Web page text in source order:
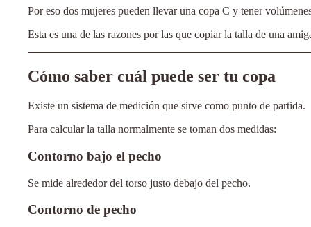
Por eso dos mujeres pueden llevar una copa C y tener
Esta es una de las razones por las que copiar la talla de una
Cómo saber cuál puede ser tu copa
Existe un sistema de medición que sirve como punto de partida.
Para calcular la talla normalmente se toman dos medidas:
Contorno bajo el pecho
Se mide alrededor del torso justo debajo del pecho.
Contorno de pecho